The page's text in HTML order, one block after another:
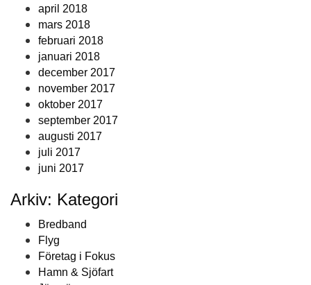
april 2018
mars 2018
februari 2018
januari 2018
december 2017
november 2017
oktober 2017
september 2017
augusti 2017
juli 2017
juni 2017
Arkiv: Kategori
Bredband
Flyg
Företag i Fokus
Hamn & Sjöfart